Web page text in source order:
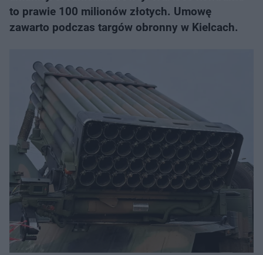
to prawie 100 milionów złotych. Umowę
zawarto podczas targów obronny w Kielcach.